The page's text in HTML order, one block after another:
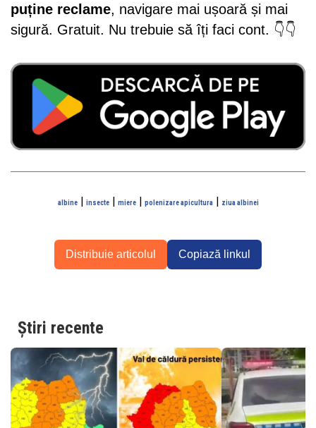
puține reclame, navigare mai ușoară și mai
sigură. Gratuit. Nu trebuie să îți faci cont. 👇👇
albine| insecte| miere| polenizare apicultura| ziua albinei
Distribuie articolul Copiază linkul
Știri recente